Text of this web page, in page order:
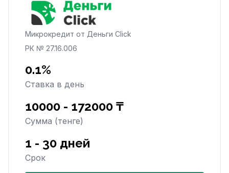
Микрокредит от Деньги Click
РК № 27.16.006
0.1%
Ставка в день
10000 - 172000 ₸
Сумма (тенге)
1 - 30 дней
Срок